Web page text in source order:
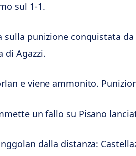
sul 1-1.
sulla punizione conquistata
di Agazzi.
e viene ammonito.
un fallo su Pisano
dalla distanza: